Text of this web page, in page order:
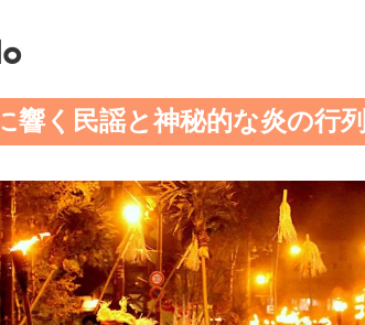
く民謡と神秘的な炎の行列